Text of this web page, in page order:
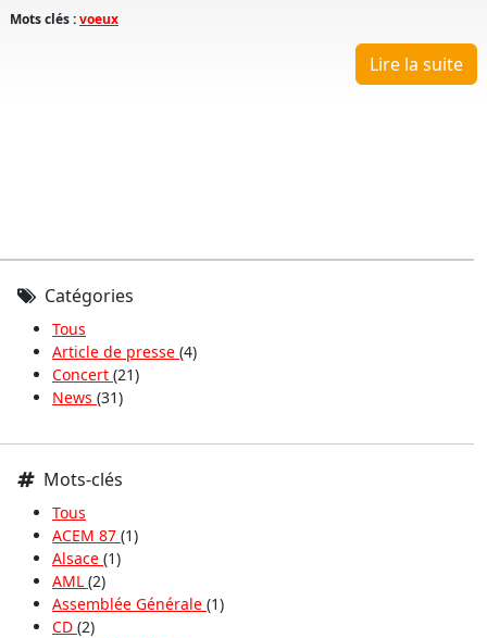
Mots clés :voeux
Lire la suite
Catégories
Tous
Article de presse (4)
Concert (21)
News (31)
Mots-clés
Tous
ACEM 87 (1)
Alsace (1)
AML (2)
Assemblée Générale (1)
CD (2)